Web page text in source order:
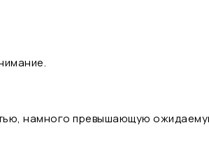
намного превышающую